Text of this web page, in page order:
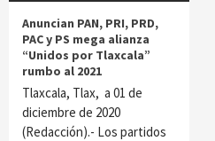
Anuncian PAN, PRI, PRD,
PAC y PS mega alianza
“Unidos por Tlaxcala”
rumbo al 2021
Tlaxcala, Tlax, a 01 de
diciembre de 2020
(Redacción).- Los partidos